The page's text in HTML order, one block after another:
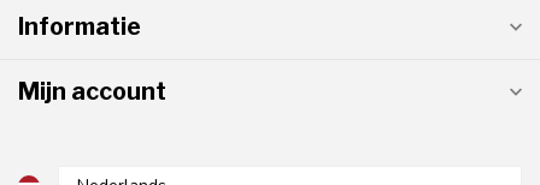
Informatie
Mijn account